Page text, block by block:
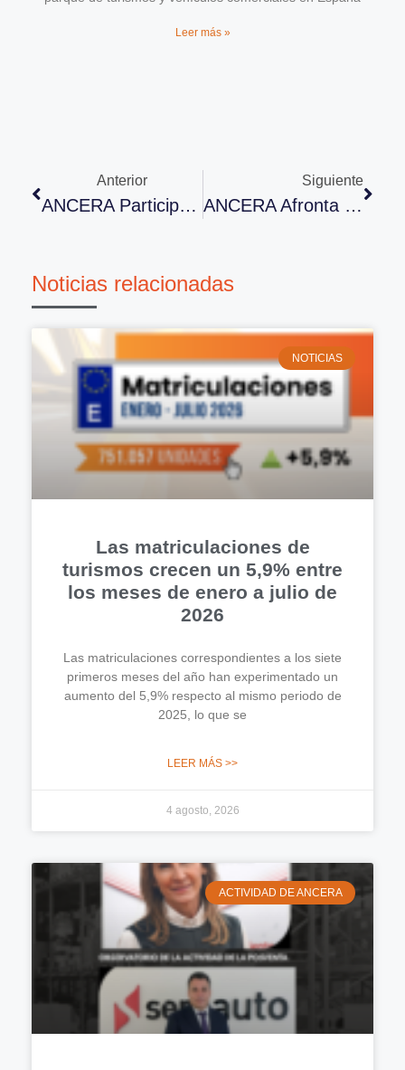
Leer más »
Anterior
ANCERA Participa En La V Jornada ICA De Nerworking
Siguiente
ANCERA Afronta Con Ilusión Su Participación En Motortec Automechanika Madrid 2017
Noticias relacionadas
NOTICIAS
Las matriculaciones de
turismos crecen un 5,9% entre
los meses de enero a julio de
2026
Las matriculaciones correspondientes a los siete
primeros meses del año han experimentado un
aumento del 5,9% respecto al mismo periodo de
2025, lo que se
LEER MÁS >>
4 agosto, 2026
ACTIVIDAD DE ANCERA